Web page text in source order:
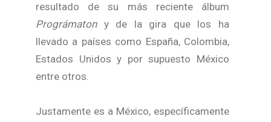
resultado de su más reciente álbum
Prográmatony de la gira que los ha
llevado a países como España, Colombia,
Estados Unidos y por supuesto México
entre otros.
Justamente es a México, específicamente